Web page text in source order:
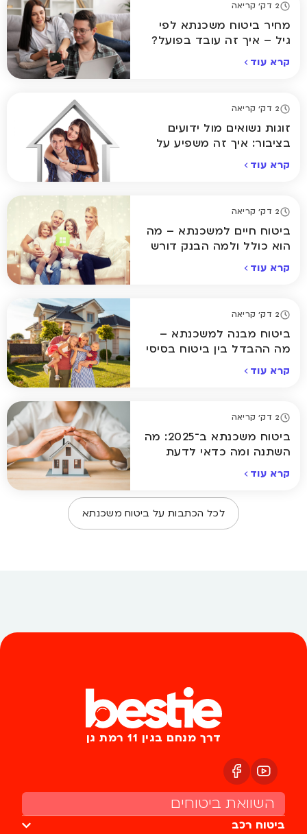
2 דק' קריאה
מחיר ביטוח משכנתא לפי
גיל – איך זה עובד בפועל?
קרא עוד
2 דק' קריאה
זוגות נשואים מול ידועים
בציבור: איך זה משפיע על
קרא עוד
2 דק' קריאה
ביטוח חיים למשכנתא – מה
הוא כולל ולמה הבנק דורש
קרא עוד
2 דק' קריאה
ביטוח מבנה למשכנתא –
מה ההבדל בין ביטוח בסיסי
קרא עוד
2 דק' קריאה
ביטוח משכנתא ב־2025: מה
השתנה ומה כדאי לדעת
קרא עוד
לכל הכתבות על ביטוח משכנתא
דרך מנחם בגין 11 רמת גן
השוואת ביטוחים
ביטוח רכב